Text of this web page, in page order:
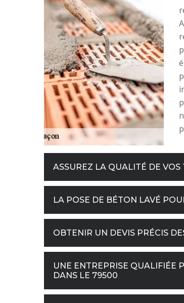
ASSUREZ LA QUALITÉ DE
LA POSE DE BÉTON LAVÉ
OBTENIR UN DEVIS PRÉCIS
UNE ENTREPRISE QUALIFIÉE
DANS LE 79500